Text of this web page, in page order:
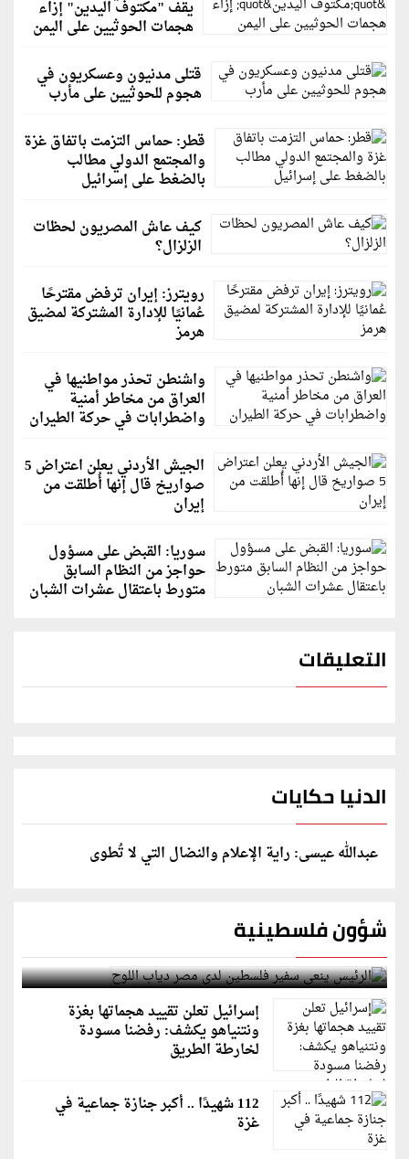
يقف "مكتوف اليدين" إزاء
هجمات الحوثيين على اليمن
قتلى مدنيون وعسكريون في
هجوم للحوثيين على مأرب
قطر: حماس التزمت باتفاق غزة
والمجتمع الدولي مطالب
بالضغط على إسرائيل
كيف عاش المصريون لحظات
الزلزال؟
رويترز: إيران ترفض مقترحًا
عُمانيًا للإدارة المشتركة لمضيق
هرمز
واشنطن تحذر مواطنيها في
العراق من مخاطر أمنية
واضطرابات في حركة الطيران
الجيش الأردني يعلن اعتراض 5
صواريخ قال إنها أُطلقت من
إيران
سوريا: القبض على مسؤول
حواجز من النظام السابق
متورط باعتقال عشرات الشبان
التعليقات
الدنيا حكايات
عبدالله عيسى: راية الإعلام والنضال التي لا تُطوى
شؤون فلسطينية
الرئيس ينعى سفير فلسطين لدى مصر دياب اللوح
إسرائيل تعلن تقييد هجماتها بغزة
ونتنياهو يكشف: رفضنا مسودة
لخارطة الطريق
112 شهيدًا .. أكبر جنازة جماعية في
غزة